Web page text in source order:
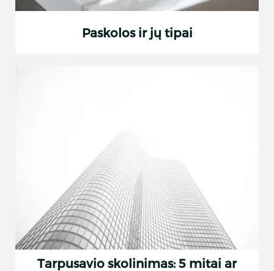
Paskolos ir jų tipai
Tarpusavio skolinimas: 5 mitai ar